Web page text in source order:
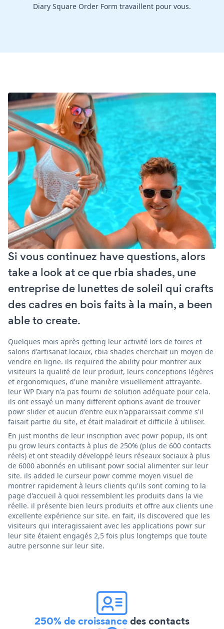
Diary Square Order Form travaillent pour vous.
Si vous continuez have questions, alors
take a look at ce que rbia shades, une
entreprise de lunettes de soleil qui crafts
des cadres en bois faits à la main, a been
able to create.
Quelques mois après getting leur activité lors de foires et
salons d'artisanat locaux, rbia shades cherchait un moyen de
vendre en ligne. ils required the ability pour montrer aux
visiteurs la qualité de leur produit, leurs conceptions légères
et ergonomiques, d'une manière visuellement attrayante.
leur WP Diary n'a pas fourni de solution adéquate pour cela.
ils ont essayé un many different options avant de trouver
powr slider et aucun d'entre eux n'apparaissait comme s'il
faisait partie du site, et était maladroit et difficile à utiliser.
En just months de leur inscription avec powr popup, ils ont
pu grow leurs contacts à plus de 250% (plus de 600 contacts
réels) et ont steadily développé leurs réseaux sociaux à plus
de 6000 abonnés en utilisant powr social alimenter sur leur
site. ils added le curseur powr comme moyen visuel de
montrer rapidement à leurs clients qu'ils sont coming to la
page d'accueil à quoi ressemblent les produits dans la vie
réelle. il présente bien leurs produits et offre aux clients une
excellente expérience sur site. en fait, ils discovered que les
visiteurs qui interagissaient avec les applications powr sur
leur site étaient engagés 2,5 fois plus longtemps que toute
autre personne sur leur site.
250% de croissancedes contacts